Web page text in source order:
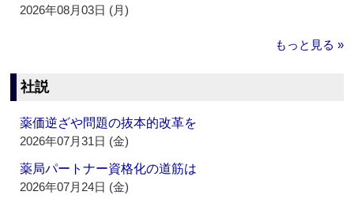
2026年08月03日 (月)
もっと見る »
社説
薬価逆ざや問題の抜本的改革を
2026年07月31日 (金)
薬局パートナー資格化の道筋は
2026年07月24日 (金)